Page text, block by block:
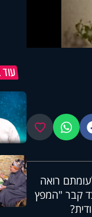
פייסבוקווטסאפ מועדפים
רואה
קבר "המפץ